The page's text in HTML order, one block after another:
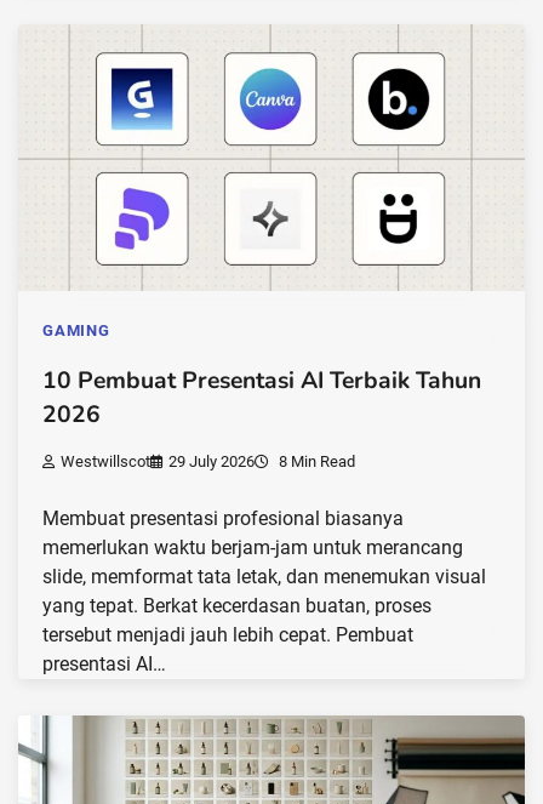
GAMING
10 Pembuat Presentasi AI Terbaik Tahun
2026
Westwillscot 29 July 2026 8 Min Read
Membuat presentasi profesional biasanya
memerlukan waktu berjam-jam untuk merancang
slide, memformat tata letak, dan menemukan visual
yang tepat. Berkat kecerdasan buatan, proses
tersebut menjadi jauh lebih cepat. Pembuat
presentasi AI…